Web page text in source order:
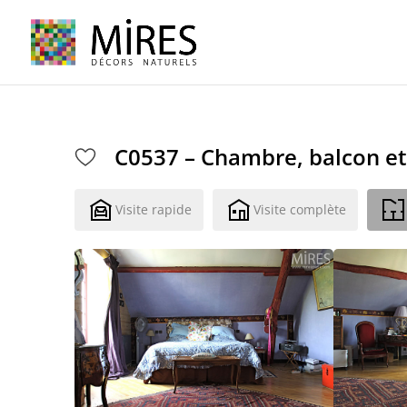
C0537 – Chambre, balcon
Visite rapide Visite complète